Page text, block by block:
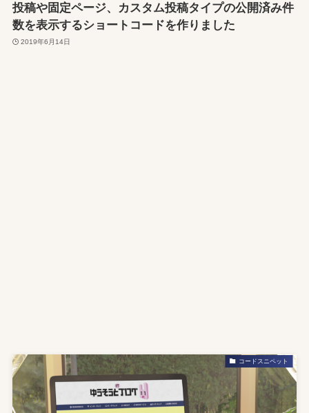
投稿や固定ページ、カスタム投稿タイプの公開済み件
数を表示するショートコードを作りました
2019年6月14日
コードスニペット